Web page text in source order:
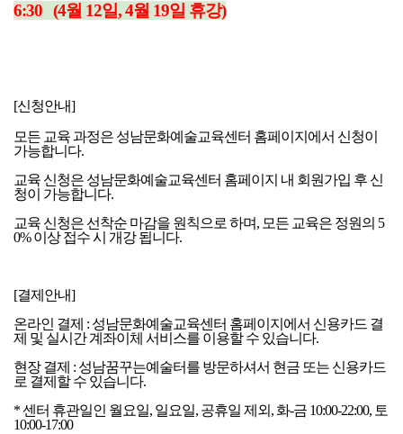
6:30 (4월 12일, 4월 19일 휴강)
[신청안내]
모든 교육 과정은 성남문화예술교육센터 홈페이지에서 신청이
가능합니다.
교육 신청은 성남문화예술교육센터 홈페이지 내 회원가입 후 신
청이 가능합니다.
교육 신청은 선착순 마감을 원칙으로 하며, 모든 교육은 정원의 5
0% 이상 접수 시 개강 됩니다.
[결제안내]
온라인 결제 : 성남문화예술교육센터 홈페이지에서 신용카드 결
제 및 실시간 계좌이체 서비스를 이용할 수 있습니다.
현장 결제 : 성남꿈꾸는예술터를 방문하셔서 현금 또는 신용카드
로 결제할 수 있습니다.
* 센터 휴관일인 월요일, 일요일, 공휴일 제외, 화-금 10:00-22:00, 토
10:00-17:00